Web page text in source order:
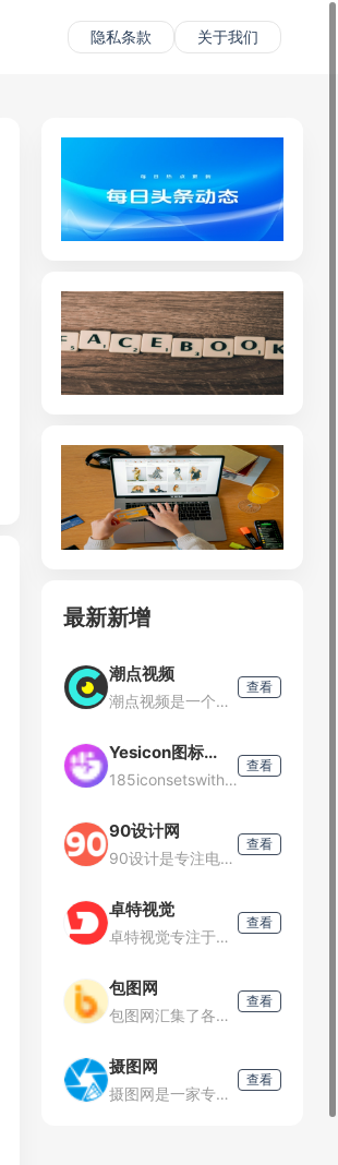
隐私条款 关于我们
最新新增
潮点视频
潮点视频是一个提供正版可商用视频素材下载的平台。它拥有一个庞大的创意素材库，包括实拍视频、视频模板、图片和配乐等多种类型的素材。素材库内容实拍视频：超过50万+的视频素材视频模板：超过80万
查看
Yesicon图标...
185iconsetswith240k+icons,searchacrossiconsetsinmultiplelanguages,richfilteringbytypeandstyle,quickc
查看
90设计网
90设计是专注电商设计的淘宝素材库，设计交流、学习与分享一体的平台，让电商设计（淘宝美工）找灵感和素材更效率。
查看
卓特视觉
卓特视觉专注于为新媒体、设计、广告、各类垂直行业及个人用户提供正版素材内容及数字资产管理解决方案。整合全球范围内的高质量图片、矢量插画、高清视频及音效音乐等素材资源，成功为众多知名企业如联想、微软、联
查看
包图网
包图网汇集了各种视觉冲击力强的原创广告图片设计、电商淘宝、企业办公模板、视频、配乐、音效、字体、插画动图、装饰装修等素材，由顶尖的设计师供稿，符合各个行业的商用需求，下载高品质正版素材就到包图网。
查看
摄图网
摄图网是一家专注于正版摄影高清图片素材免费下载的图库作品网站,提供手绘插画,海报,ppt模板,科技,城市,商务,建筑,风景,美食,家居,外景,背景等好看的图片设计素材大全可供下载。摄图摄影师5000+
查看